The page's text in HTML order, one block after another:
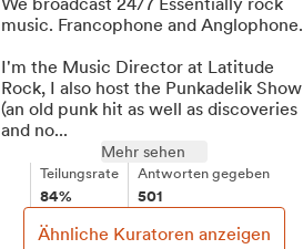
music. Francophone and Anglophone.
I'm the Music Director at Latitude
Rock, I also host the Punkadelik Show
(an old punk hit as well as discoveries
and no...
Mehr sehen
Teilungsrate
84%
Antworten gegeben
501
Ähnliche Kuratoren anzeigen